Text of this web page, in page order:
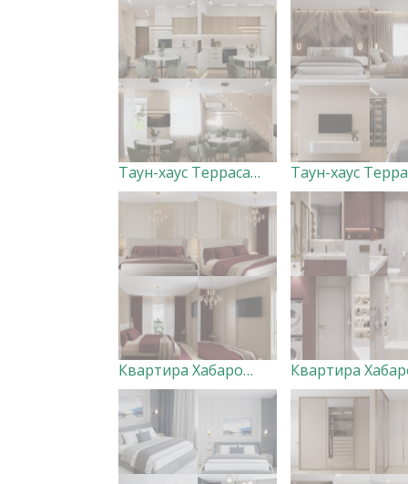
Таун-хаус Терраса Лофт 1 этаж
Квартира Хабаровск (мастер-спальня с санузлом и гардеробной)